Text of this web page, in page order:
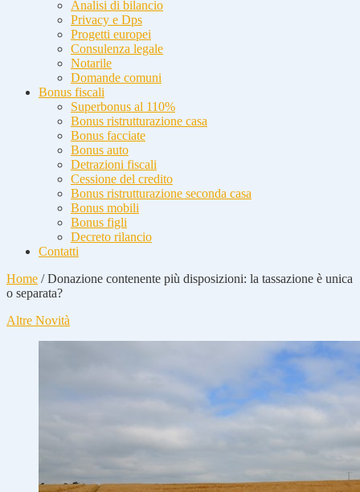
Analisi di bilancio
Privacy e Dps
Progetti europei
Consulenza legale
Notarile
Domande comuni
Bonus fiscali
Superbonus al 110%
Bonus ristrutturazione casa
Bonus facciate
Bonus auto
Detrazioni fiscali
Cessione del credito
Bonus ristrutturazione seconda casa
Bonus mobili
Bonus figli
Decreto rilancio
Contatti
Home /Donazione contenente più disposizioni: la tassazione è unica
o separata?
Altre Novità